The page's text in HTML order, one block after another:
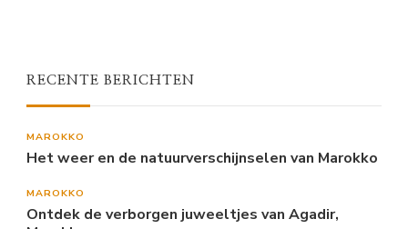
RECENTE BERICHTEN
MAROKKO
Het weer en de natuurverschijnselen van Marokko
MAROKKO
Ontdek de verborgen juweeltjes van Agadir,